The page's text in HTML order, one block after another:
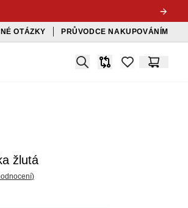
OTÁZKY PRŮVODCE NAKUPOVÁNÍM
Search
Srovnávačitems inKošík
žlutá
)